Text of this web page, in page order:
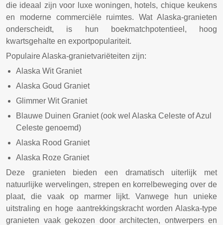
die ideaal zijn voor luxe woningen, hotels, chique keukens
en moderne commerciële ruimtes. Wat Alaska-granieten
onderscheidt, is hun boekmatchpotentieel, hoog
kwartsgehalte en exportpopulariteit.
Populaire Alaska-granietvariëteiten zijn:
Alaska Wit Graniet
Alaska Goud Graniet
Glimmer Wit Graniet
Blauwe Duinen Graniet (ook wel Alaska Celeste of Azul
Celeste genoemd)
Alaska Rood Graniet
Alaska Roze Graniet
Deze granieten bieden een dramatisch uiterlijk met
natuurlijke wervelingen, strepen en korrelbeweging over de
plaat, die vaak op marmer lijkt. Vanwege hun unieke
uitstraling en hoge aantrekkingskracht worden Alaska-type
granieten vaak gekozen door architecten, ontwerpers en